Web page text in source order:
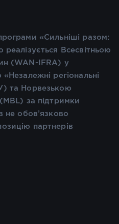
«Сильніші разом:
Всесвітньою
(WAN-IFRA) у
регіональні
та Норвезькою
за підтримки
не обов’язково
партнерів